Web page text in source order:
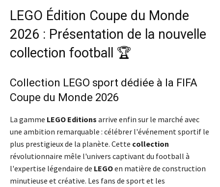
LEGO Édition Coupe du Monde
2026 : Présentation de la nouvelle
collection football 🏆
Collection LEGO sport dédiée à la FIFA
Coupe du Monde 2026
La gamme LEGO Editions arrive enfin sur le marché avec
une ambition remarquable : célébrer l'événement sportif le
plus prestigieux de la planète. Cette collection
révolutionnaire mêle l'univers captivant du football à
l'expertise légendaire de LEGOen matière de construction
minutieuse et créative. Les fans de sport et les